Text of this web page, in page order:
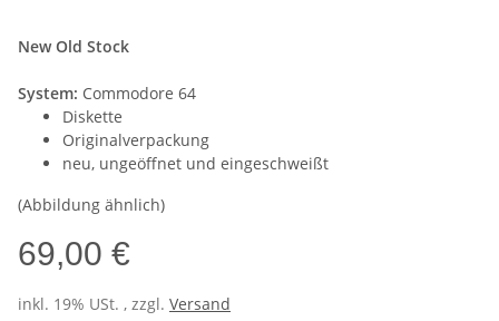
New Old Stock
System: Commodore 64
Diskette
Originalverpackung
neu, ungeöffnet und eingeschweißt
(Abbildung ähnlich)
69,00 €
inkl. 19% USt. , zzgl. Versand